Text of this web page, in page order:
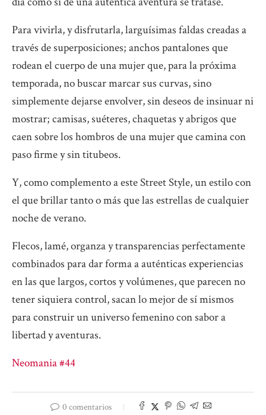
Para vivirla, y disfrutarla, larguísimas faldas creadas a
través de superposiciones; anchos pantalones que
rodean el cuerpo de una mujer que, para la próxima
temporada, no buscar marcar sus curvas, sino
simplemente dejarse envolver, sin deseos de insinuar ni
mostrar; camisas, suéteres, chaquetas y abrigos que
caen sobre los hombros de una mujer que camina con
paso firme y sin titubeos.
Y, como complemento a este Street Style, un estilo con
el que brillar tanto o más que las estrellas de cualquier
noche de verano.
Flecos, lamé, organza y transparencias perfectamente
combinados para dar forma a auténticas experiencias
en las que largos, cortos y volúmenes, que parecen no
tener siquiera control, sacan lo mejor de sí mismos
para construir un universo femenino con sabor a
libertad y aventuras.
Neomania #44
0 comentarios